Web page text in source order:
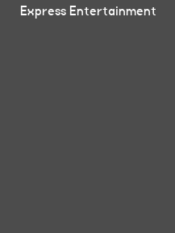
Express Entertainment